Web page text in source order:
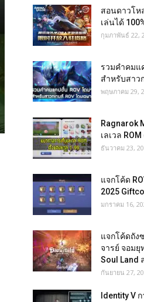
สอนดาวโห
เล่นได้
กุมภาพันธ์ 22,
รวมคำคมแ
สำหรับสาว
พฤษภาคม 29,
Ragnarok
เลเวล
ธันวาคม 23,
แจกโค้ด
2025
มกราคม 16,
แจกโค้ดถั
จารย์ จอม
Soul Land
กันยายน 27,
Identity V